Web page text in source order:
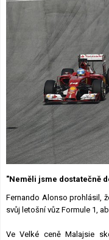
"Neměli jsme dostatečně
Fernando Alonso prohlásil,
svůj letošní vůz Formule 1,
Ve Velké ceně Malajsie